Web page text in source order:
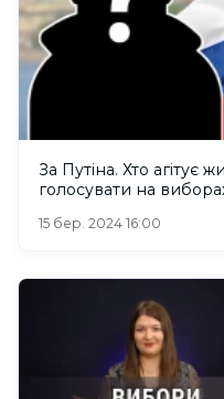
За Путіна. Хто агітує
голосувати на
15 бер. 2024 16:00